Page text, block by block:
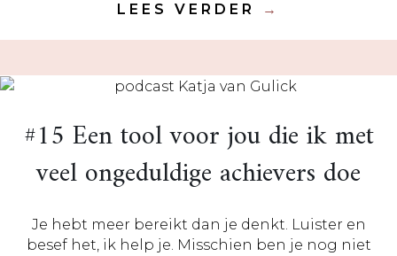
LEES VERDER →
#15 Een tool voor jou die ik met
veel ongeduldige achievers doe
Je hebt meer bereikt dan je denkt. Luister en
besef het, ik help je. Misschien ben je nog niet